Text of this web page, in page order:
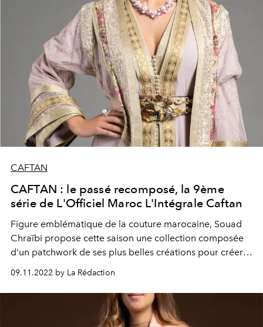
CAFTAN
CAFTAN : le passé recomposé, la 9ème
série de L'Officiel Maroc L'Intégrale Caftan
Figure emblématique de la couture marocaine, Souad
Chraïbi propose cette saison une collection composée
d'un patchwork de ses plus belles créations pour créer
un nouvel univers, plus pur et toujours plus élégant.
09.11.2022 by La Rédaction